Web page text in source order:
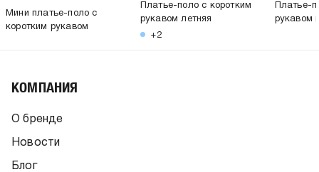
Мини платье-поло с
коротким рукавом
Платье-поло с коротким
рукавом летняя
+2
Платье-
рукавом
КОМПАНИЯ
О бренде
Новости
Блог